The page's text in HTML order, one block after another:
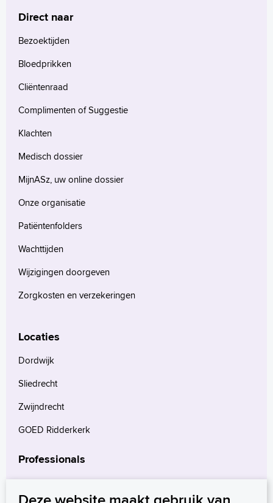
Direct naar
Bezoektijden
Bloedprikken
Cliëntenraad
Complimenten of Suggestie
Klachten
Medisch dossier
MijnASz, uw online dossier
Onze organisatie
Patiëntenfolders
Wachttijden
Wijzigingen doorgeven
Zorgkosten en verzekeringen
Locaties
Dordwijk
Sliedrecht
Zwijndrecht
GOED Ridderkerk
Professionals
Verwijzers